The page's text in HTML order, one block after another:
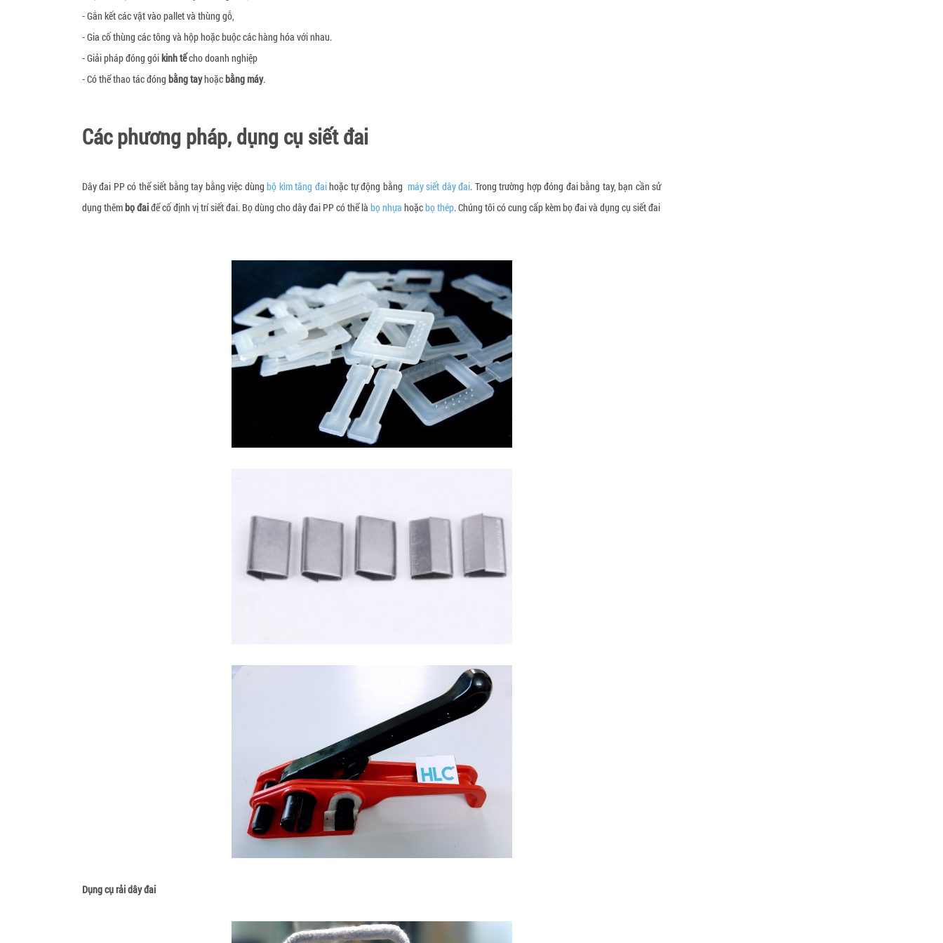
- Gắn kết các vật vào pallet và thùng gỗ,
- Gia cố thùng các tông và hộp hoặc buộc các hàng hóa với nhau.
- Giải pháp đóng góikinh tếcho doanh nghiệp
- Có thể thao tác đóng bằng tayhoặcbằng máy.
Các phương pháp, dụng cụ siết đai
Dây đai PP có thể siết bằng tay bằng việc dùngbộ kìm tăng đaihoặc tự động bằng máy siết dây đai. Trong trường hợp đóng đai bằng tay, bạn cần sử
dụng thêmbọ đaiđể cố định vị trí siết đai. Bọ dùng cho dây đai PP có thể là bọ nhựa hoặcbọ thép. Chúng tôi có cung cấp kèm bọ đai và dụng cụ siết đai
Dụng cụ rải dây đai